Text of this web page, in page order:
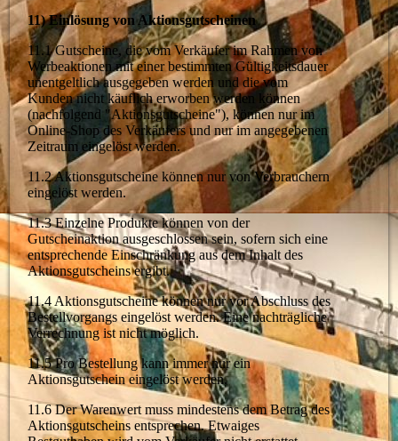
11) Einlösung von Aktionsgutscheinen
11.1 Gutscheine, die vom Verkäufer im Rahmen von
Werbeaktionen mit einer bestimmten Gültigkeitsdauer
unentgeltlich ausgegeben werden und die vom
Kunden nicht käuflich erworben werden können
(nachfolgend "Aktionsgutscheine"), können nur im
Online-Shop des Verkäufers und nur im angegebenen
Zeitraum eingelöst werden.
11.2 Aktionsgutscheine können nur von Verbrauchern
eingelöst werden.
11.3 Einzelne Produkte können von der
Gutscheinaktion ausgeschlossen sein, sofern sich eine
entsprechende Einschränkung aus dem Inhalt des
Aktionsgutscheins ergibt.
11.4 Aktionsgutscheine können nur vor Abschluss des
Bestellvorgangs eingelöst werden. Eine nachträgliche
Verrechnung ist nicht möglich.
11.5 Pro Bestellung kann immer nur ein
Aktionsgutschein eingelöst werden.
11.6 Der Warenwert muss mindestens dem Betrag des
Aktionsgutscheins entsprechen. Etwaiges